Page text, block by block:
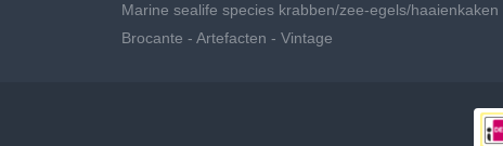
Marine sealife species krabben/zee-egels/haaienkaken
Brocante - Artefacten - Vintage